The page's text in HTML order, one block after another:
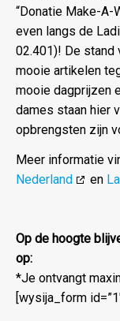
“Donatie Make-A-
even langs de
02.401)! De stand
mooie artikelen
mooie dagprijzen
dames staan hier
opbrengsten zijn
Meer informatie
Nederland
en
Op de hoogte
op:
*Je ontvangt
[wysija_form